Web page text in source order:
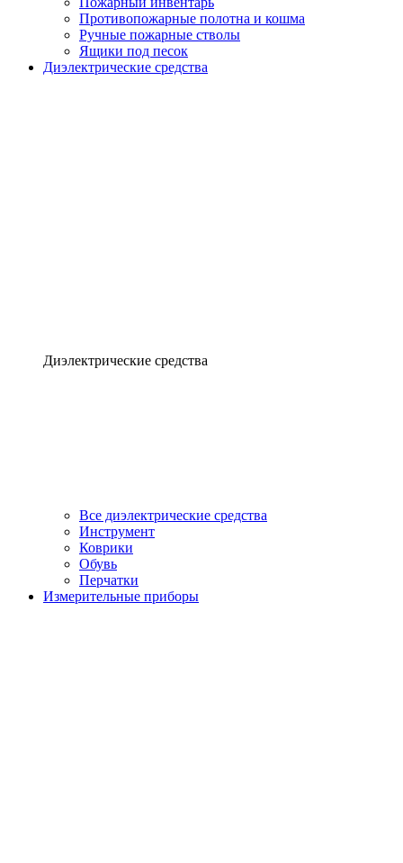
Противопожарные полотна и кошма
Ручные пожарные стволы
Ящики под песок
Диэлектрические средства
Диэлектрические средства
Все диэлектрические средства
Инструмент
Коврики
Обувь
Перчатки
Измерительные приборы